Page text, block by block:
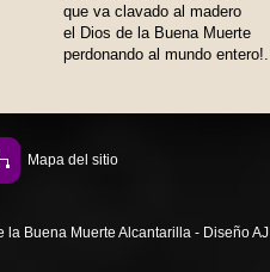
que va clavado al madero
el Dios de la Buena Muerte
perdonando al mundo
Mapa del sitio
Buena Muerte Alcantarilla - Diseño